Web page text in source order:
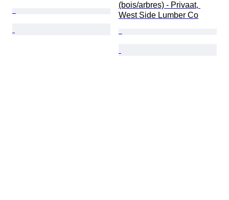
(bois/arbres) - Privaat,
West Side Lumber Co